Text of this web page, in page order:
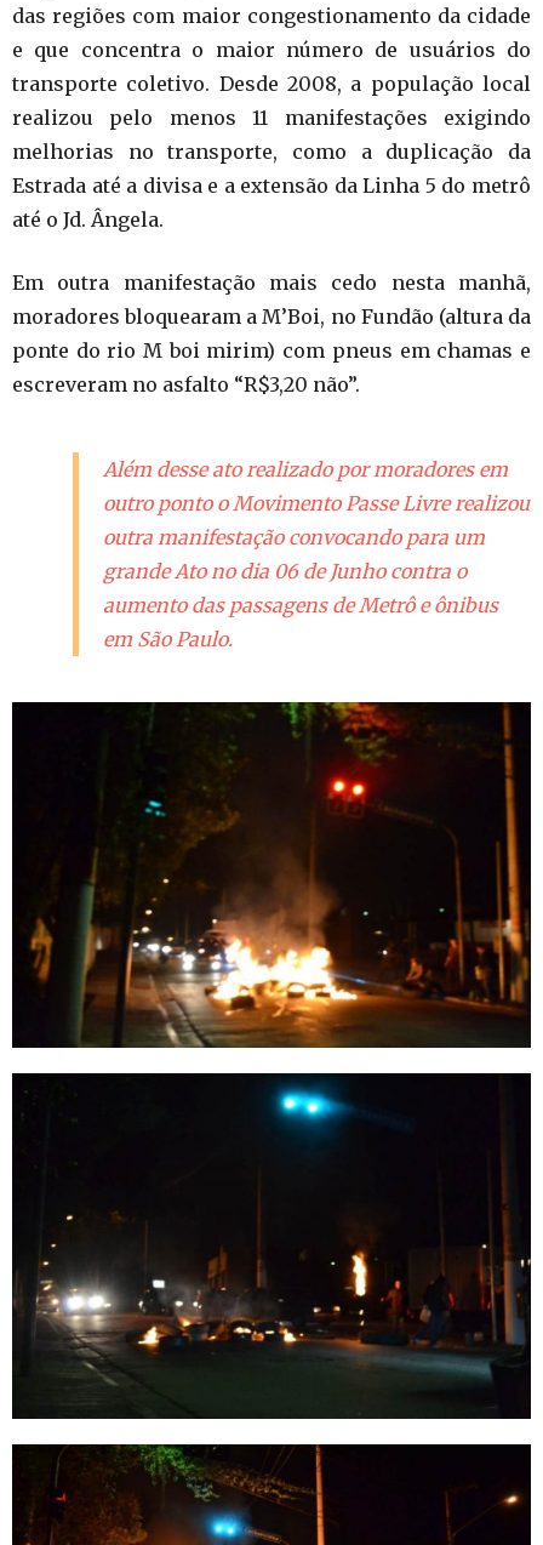
das regiões com maior congestionamento da cidade
e que concentra o maior número de usuários do
transporte coletivo. Desde 2008, a população local
realizou pelo menos 11 manifestações exigindo
melhorias no transporte, como a duplicação da
Estrada até a divisa e a extensão da Linha 5 do metrô
até o Jd. Ângela.
Em outra manifestação mais cedo nesta manhã,
moradores bloquearam a M’Boi, no Fundão (altura da
ponte do rio M boi mirim) com pneus em chamas e
escreveram no asfalto “R$3,20 não”.
Além desse ato realizado por moradores em
outro ponto o Movimento Passe Livre realizou
outra manifestação convocando para um
grande Ato no dia 06 de Junho contra o
aumento das passagens de Metrô e ônibus
em São Paulo.